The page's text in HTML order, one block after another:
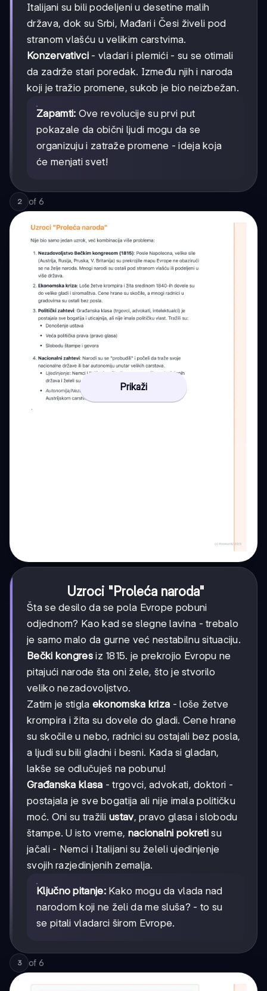
Italijani su bili podeljeni u desetine malih
država, dok su Srbi, Mađari i Česi živeli pod
stranom vlašću u velikim carstvima.
Konzervativci- vladari i plemići - su se otimali
da zadrže stari poredak. Između njih i naroda
koji je tražio promene, sukob je bio neizbežan.
Zapamti: Ove revolucije su prvi put
pokazale da obični ljudi mogu da se
organizuju i zatraže promene - ideja koja
će menjati svet!
2 of 6
Prikaži
Uzroci "Proleća naroda"
Šta se desilo da se pola Evrope pobuni
odjednom? Kao kad se slegne lavina - trebalo
je samo malo da gurne već nestabilnu situaciju.
Bečki kongresiz 1815. je prekrojio Evropu ne
pitajući narode šta oni žele, što je stvorilo
veliko nezadovoljstvo.
Zatim je stigla ekonomska kriza - loše žetve
krompira i žita su dovele do gladi. Cene hrane
su skočile u nebo, radnici su ostajali bez posla,
a ljudi su bili gladni i besni. Kada si gladan,
lakše se odlučuješ na pobunu!
Građanska klasa - trgovci, advokati, doktori -
postajala je sve bogatija ali nije imala političku
moć. Oni su tražiliustav, pravo glasa i slobodu
štampe. U isto vreme, nacionalni pokreti su
jačali - Nemci i Italijani su želeli ujedinjenje
svojih razjedinjenih zemalja.
Ključno pitanje:Kako mogu da vlada nad
narodom koji ne želi da me sluša? - to su
se pitali vladarci širom Evrope.
3 of 6